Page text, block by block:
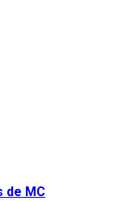
de MC